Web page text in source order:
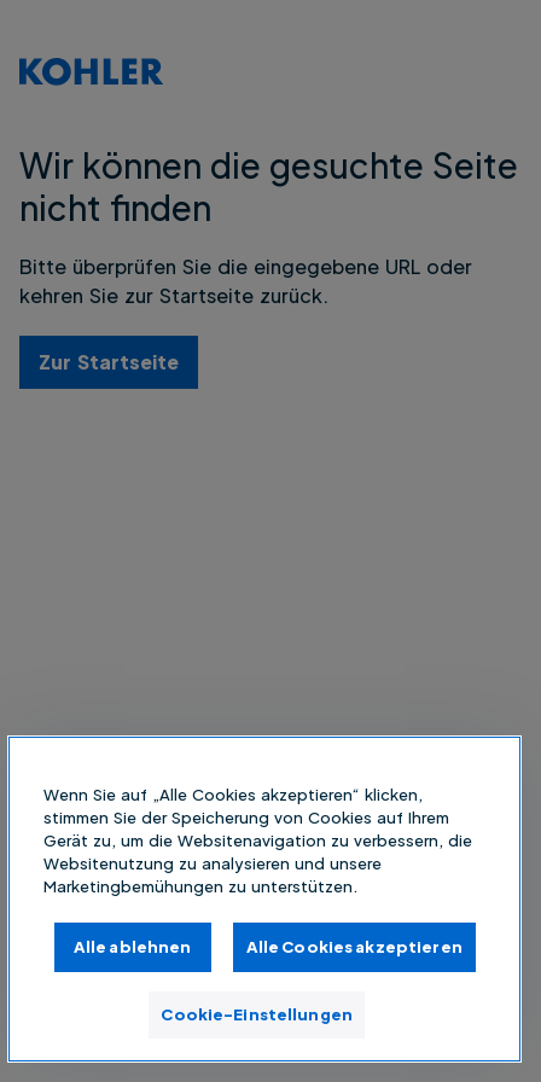
Wir können die gesuchte Seite
nicht finden
Bitte überprüfen Sie die eingegebene URL oder
kehren Sie zur Startseite zurück.
Zur Startseite
Wenn Sie auf „Alle Cookies akzeptieren“ klicken,
stimmen Sie der Speicherung von Cookies auf Ihrem
Gerät zu, um die Websitenavigation zu verbessern, die
Websitenutzung zu analysieren und unsere
Marketingbemühungen zu unterstützen.
Alle ablehnen Alle Cookies akzeptieren
Cookie-Einstellungen